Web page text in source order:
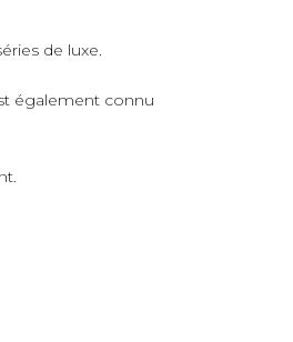
de luxe.
également connu